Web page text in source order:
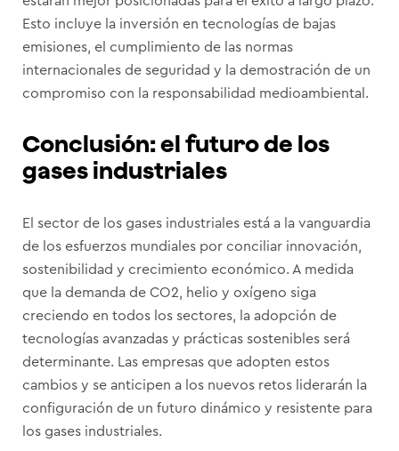
Esto incluye la inversión en tecnologías de bajas
emisiones, el cumplimiento de las normas
internacionales de seguridad y la demostración de un
compromiso con la responsabilidad medioambiental.
Conclusión: el futuro de los
gases industriales
El sector de los gases industriales está a la vanguardia
de los esfuerzos mundiales por conciliar innovación,
sostenibilidad y crecimiento económico. A medida
que la demanda de CO2, helio y oxígeno siga
creciendo en todos los sectores, la adopción de
tecnologías avanzadas y prácticas sostenibles será
determinante. Las empresas que adopten estos
cambios y se anticipen a los nuevos retos liderarán la
configuración de un futuro dinámico y resistente para
los gases industriales.